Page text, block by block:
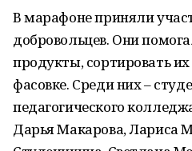
В марафоне приняли
добровольцев. Они
продукты, сортировать
фасовке. Среди них –
педагогического
Дарья Макарова, Лариса